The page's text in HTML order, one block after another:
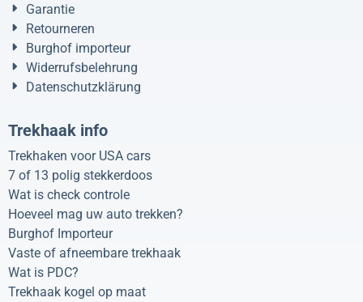
Garantie
Retourneren
Burghof importeur
Widerrufsbelehrung
Datenschutzklärung
Trekhaak info
Trekhaken voor USA cars
7 of 13 polig stekkerdoos
Wat is check controle
Hoeveel mag uw auto trekken?
Burghof Importeur
Vaste of afneembare trekhaak
Wat is PDC?
Trekhaak kogel op maat